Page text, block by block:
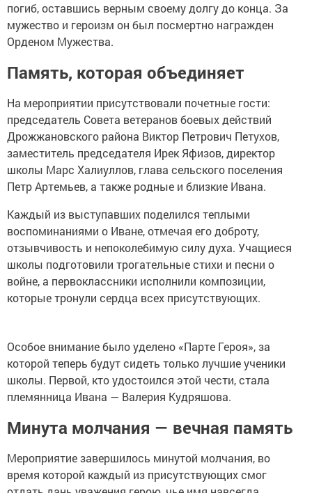
погиб, оставшись верным своему долгу до конца. За
мужество и героизм он был посмертно награжден
Орденом Мужества.
Память, которая объединяет
На мероприятии присутствовали почетные гости:
председатель Совета ветеранов боевых действий
Дрожжановского района Виктор Петрович Петухов,
заместитель председателя Ирек Яфизов, директор
школы Марс Халиуллов, глава сельского поселения
Петр Артемьев, а также родные и близкие Ивана.
Каждый из выступавших поделился теплыми
воспоминаниями о Иване, отмечая его доброту,
отзывчивость и непоколебимую силу духа. Учащиеся
школы подготовили трогательные стихи и песни о
войне, а первоклассники исполнили композиции,
которые тронули сердца всех присутствующих.
Особое внимание было уделено «Парте Героя», за
которой теперь будут сидеть только лучшие ученики
школы. Первой, кто удостоился этой чести, стала
племянница Ивана — Валерия Кудряшова.
Минута молчания — вечная память
Мероприятие завершилось минутой молчания, во
время которой каждый из присутствующих смог